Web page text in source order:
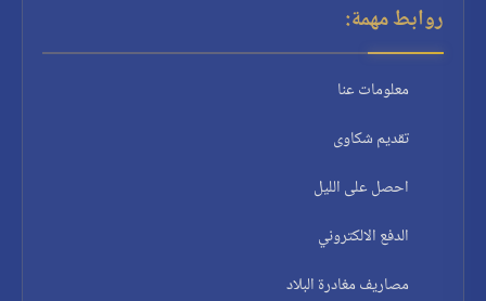
روابط مهمة:
معلومات عنا
تقديم شكاوى
احصل على الليل
الدفع الالكتروني
مصاريف مغادرة البلاد